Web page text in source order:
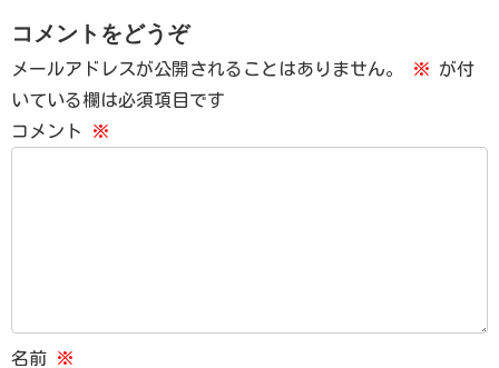
コメントをどうぞ
メールアドレスが公開されることはありません。 ※ が付
いている欄は必須項目です
コメント
※
名前 ※